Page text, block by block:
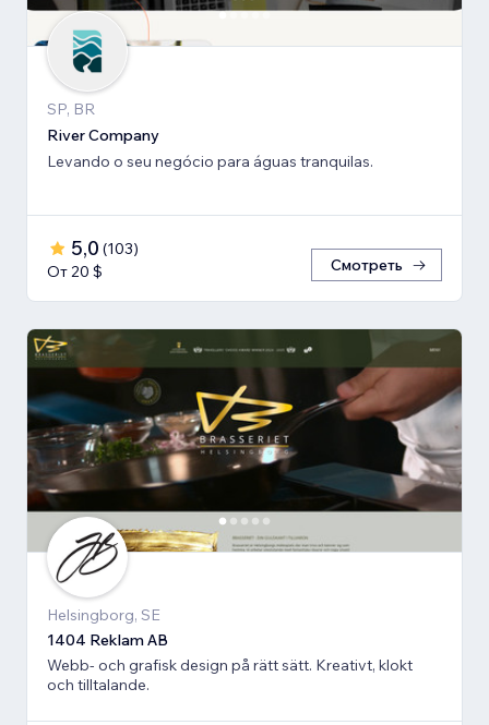
SP, BR
River Company
Levando o seu negócio para águas tranquilas.
5,0 (103)
От 20 $
Смотреть
Helsingborg, SE
1404 Reklam AB
Webb- och grafisk design på rätt sätt. Kreativt, klokt
och tilltalande.